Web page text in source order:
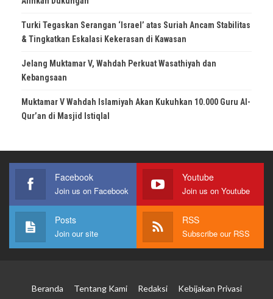
Turki Tegaskan Serangan ‘Israel’ atas Suriah Ancam Stabilitas
& Tingkatkan Eskalasi Kekerasan di Kawasan
Jelang Muktamar V, Wahdah Perkuat Wasathiyah dan
Kebangsaan
Muktamar V Wahdah Islamiyah Akan Kukuhkan 10.000 Guru Al-
Qur’an di Masjid Istiqlal
Facebook
Join us on Facebook
Youtube
Join us on Youtube
Posts
Join our site
RSS
Subscribe our RSS
Beranda Tentang Kami Redaksi Kebijakan Privasi